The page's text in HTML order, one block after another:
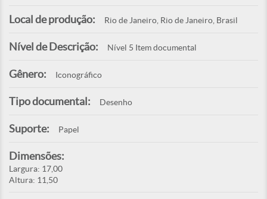
Local de produção: Rio de Janeiro, Rio de Janeiro, Brasil
Nível de Descrição: Nível 5 Item documental
Gênero: Iconográfico
Tipo documental: Desenho
Suporte: Papel
Dimensões:
Largura: 17,00
Altura: 11,50